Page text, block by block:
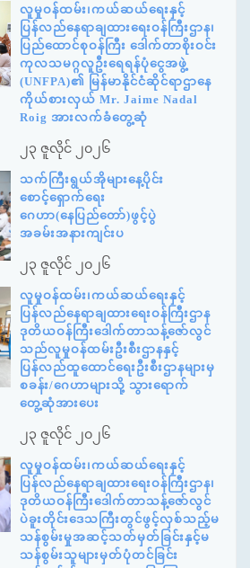
လူမှုဝန်ထမ်း၊ကယ်ဆယ်ရေးနှင့်
ပြန်လည်နေရာချထားရေးဝန်ကြီးဌာန၊
ပြည်ထောင်စုဝန်ကြီး ဒေါက်တာစိုးဝင်း
ကုလသမဂ္ဂလူဦးရေရန်ပုံငွေအဖွဲ့
(UNFPA)၏ မြန်မာနိုင်ငံဆိုင်ရာဌာနေ
ကိုယ်စားလှယ် Mr. Jaime Nadal
Roig အားလက်ခံတွေ့ဆုံ
၂၃ ဇူလိုင် ၂၀၂၆
သက်ကြီးရွယ်အိုများနေ့ပိုင်း
စောင့်ရှောက်ရေး
ဂေဟာ(နေပြည်တော်)ဖွင့်ပွဲ
အခမ်းအနားကျင်းပ
၂၃ ဇူလိုင် ၂၀၂၆
လူမှုဝန်ထမ်း၊ကယ်ဆယ်ရေးနှင့်
ပြန်လည်နေရာချထားရေးဝန်ကြီးဌာန
ဒုတိယဝန်ကြီးဒေါက်တာသန့်ဇော်လွင်
သည်လူမှုဝန်ထမ်းဦးစီးဌာနနှင့်
ပြန်လည်ထူထောင်ရေးဦးစီးဌာနများမှ
စခန်း/ဂေဟာများသို့ သွားရောက်
တွေ့ဆုံအားပေး
၂၃ ဇူလိုင် ၂၀၂၆
လူမှုဝန်ထမ်း၊ကယ်ဆယ်ရေးနှင့်
ပြန်လည်နေရာချထားရေးဝန်ကြီးဌာန၊
ဒုတိယဝန်ကြီးဒေါက်တာသန့်ဇော်လွင်
ပဲခူးတိုင်းဒေသကြီးတွင်ဖွင့်လှစ်သည့်မ
သန်စွမ်းမှုအဆင့်သတ်မှတ်ခြင်းနှင့်မ
သန်စွမ်းသူများမှတ်ပုံတင်ခြင်း